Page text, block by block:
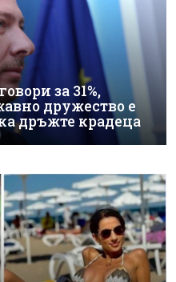
за 31%,
дружество е
дръжте крадеца